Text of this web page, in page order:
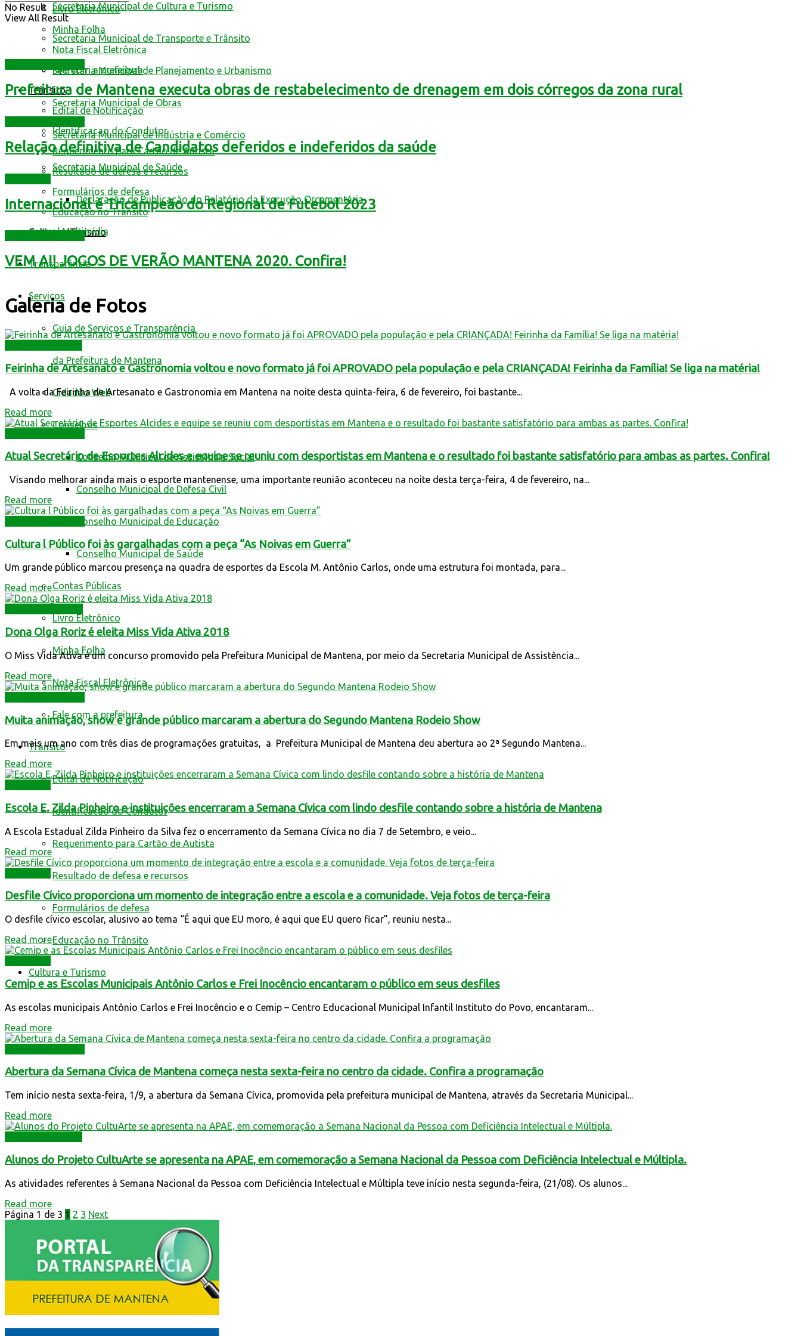
Livro Eletrônico
Minha Folha
Nota Fiscal Eletrônica
Fale com a prefeitura
Trânsito
Edital de Notificação
Identificacao do Condutor
Requerimento para Cartão de Autista
Resultado de defesa e recursos
Formulários de defesa
Educação no Trânsito
Cultura e Turismo
Secretaria Municipal de Cultura e Turismo
Secretaria Municipal de Transporte e Trânsito
Secretaria Municipal de Planejamento e Urbanismo
Secretaria Municipal de Obras
Secretaria Municipal de Indústria e Comércio
Secretaria Municipal de Saúde
Declaração de Publicação do Relatório da Execução Orçamentária
Central Multimídia
Transparência
Serviços
Guia de Serviços e Transparência
da Prefeitura de Mantena
Cidadão Web
Conselhos
Conselho Municipal de Assistência Social
Conselho Municipal de Defesa Civil
Conselho Municipal de Educação
Conselho Municipal de Saúde
Contas Públicas
Livro Eletrônico
Minha Folha
Nota Fiscal Eletrônica
Fale com a prefeitura
Trânsito
Edital de Notificação
Identificacao do Condutor
Requerimento para Cartão de Autista
Resultado de defesa e recursos
Formulários de defesa
Educação no Trânsito
Cultura e Turismo
No Result
View All Result
Prefeitura de Mantena executa obras de restabelecimento de drenagem em dois córregos da zona rural
Relação definitiva de Candidatos deferidos e indeferidos da saúde
Internacional é Tricampeão do Regional de Futebol 2023
VEM AI! JOGOS DE VERÃO MANTENA 2020. Confira!
Galeria de Fotos
Feirinha de Artesanato e Gastronomia voltou e novo formato já foi APROVADO pela população e pela CRIANÇADA! Feirinha da Família! Se liga na matéria!
A volta da Feirinha de Artesanato e Gastronomia em Mantena na noite desta quinta-feira, 6 de fevereiro, foi bastante...
Read more
Atual Secretário de Esportes Alcides e equipe se reuniu com desportistas em Mantena e o resultado foi bastante satisfatório para ambas as partes. Confira!
Visando melhorar ainda mais o esporte mantenense, uma importante reunião aconteceu na noite desta terça-feira, 4 de fevereiro, na...
Read more
Cultura l Público foi às gargalhadas com a peça “As Noivas em Guerra”
Um grande público marcou presença na quadra de esportes da Escola M. Antônio Carlos, onde uma estrutura foi montada, para...
Read more
Dona Olga Roriz é eleita Miss Vida Ativa 2018
O Miss Vida Ativa é um concurso promovido pela Prefeitura Municipal de Mantena, por meio da Secretaria Municipal de Assistência...
Read more
Muita animação, show e grande público marcaram a abertura do Segundo Mantena Rodeio Show
Em mais um ano com três dias de programações gratuitas, a Prefeitura Municipal de Mantena deu abertura ao 2ª Segundo Mantena...
Read more
Escola E. Zilda Pinheiro e instituições encerraram a Semana Cívica com lindo desfile contando sobre a história de Mantena
A Escola Estadual Zilda Pinheiro da Silva fez o encerramento da Semana Cívica no dia 7 de Setembro, e veio...
Read more
Desfile Cívico proporciona um momento de integração entre a escola e a comunidade. Veja fotos de terça-feira
O desfile cívico escolar, alusivo ao tema “É aqui que EU moro, é aqui que EU quero ficar”, reuniu nesta...
Read more
Cemip e as Escolas Municipais Antônio Carlos e Frei Inocêncio encantaram o público em seus desfiles
As escolas municipais Antônio Carlos e Frei Inocêncio e o Cemip – Centro Educacional Municipal Infantil Instituto do Povo, encantaram...
Read more
Abertura da Semana Cívica de Mantena começa nesta sexta-feira no centro da cidade. Confira a programação
Tem início nesta sexta-feira, 1/9, a abertura da Semana Cívica, promovida pela prefeitura municipal de Mantena, através da Secretaria Municipal...
Read more
Alunos do Projeto CultuArte se apresenta na APAE, em comemoração a Semana Nacional da Pessoa com Deficiência Intelectual e Múltipla.
As atividades referentes à Semana Nacional da Pessoa com Deficiência Intelectual e Múltipla teve início nesta segunda-feira, (21/08). Os alunos...
Read more
Página 1 de 3 1 2 3 Next